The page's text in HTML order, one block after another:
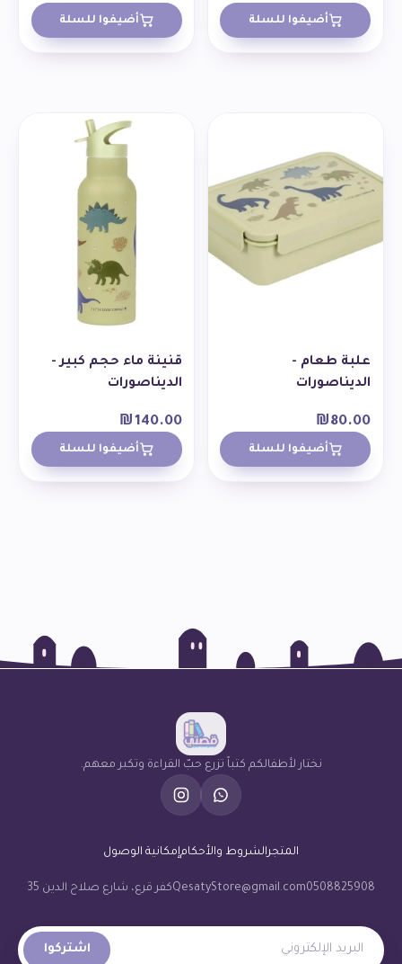
أضيفوا للسلة أضيفوا للسلة
علبة طعام -
الديناصورات
₪80.00
أضيفوا للسلة
قنينة ماء حجم كبير -
الديناصورات
₪140.00
أضيفوا للسلة
نختار لأطفالكم كتباً تزرع حبّ القراءة وتكبر معهم.
المتجرالشروط والأحكامإمكانية الوصول
0508825908
QesatyStore@gmail.comكفر قرع، شارع صلاح الدين 35
البريد الإلكتروني
اشتركوا